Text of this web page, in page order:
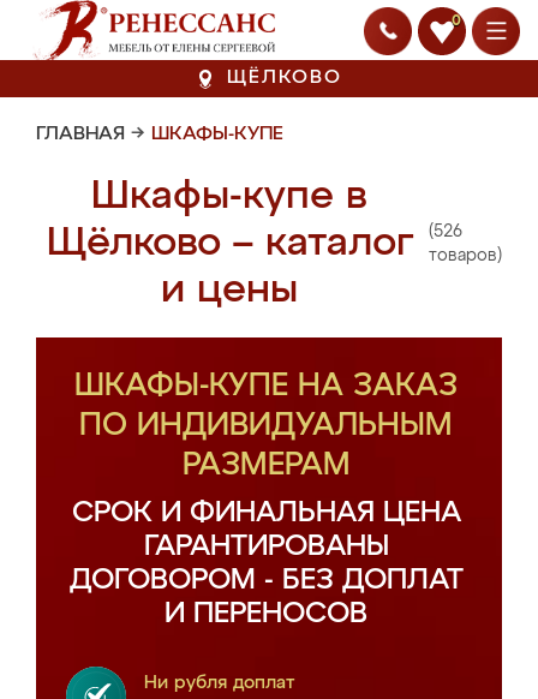
0
ЩЁЛКОВО
ГЛАВНАЯ → ШКАФЫ-КУПЕ
Шкафы-купе в
Щёлково – каталог
и цены
(526
товаров)
ШКАФЫ-КУПЕ НА ЗАКАЗ
ПО ИНДИВИДУАЛЬНЫМ
РАЗМЕРАМ
СРОК И ФИНАЛЬНАЯ ЦЕНА
ГАРАНТИРОВАНЫ
ДОГОВОРОМ - БЕЗ ДОПЛАТ
И ПЕРЕНОСОВ
Ни рубля доплат